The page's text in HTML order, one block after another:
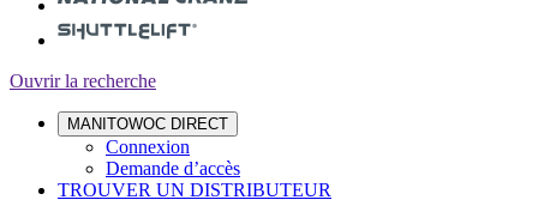
Ouvrir la recherche
MANITOWOC DIRECT
Connexion
Demande d’accès
TROUVER UN DISTRIBUTEUR